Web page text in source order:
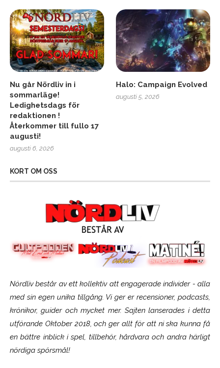
Nu går Nördliv in i
sommarläge!
Ledighetsdags för
redaktionen !
Återkommer till fullo 17
augusti!
augusti 6, 2026
Halo: Campaign Evolved
augusti 5, 2026
KORT OM OSS
Nördliv består av ett kollektiv att engagerade individer - alla
med sin egen unika tillgång. Vi ger er recensioner, podcasts,
krönikor, guider och mycket mer. Sajten lanserades i detta
utförande Oktober 2018, och ger allt för att ni ska kunna få
en bättre inblick i spel, tillbehör, hårdvara och andra härligt
nördiga spörsmål!